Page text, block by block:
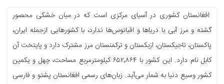
افغانستان کشوری در آسیای مرکزی است که در میان خشکی محصور
گشته و مرز آبی با دریاها و اقیانوس‌ها ندارد، با کشورهایی ازجمله ایران،
پاکستان، تاجیکستان، ازبکستان و ترکمنستان مرز مشترک دارد و پایتخت آن
کابل نام دارد. این کشور با ۶۵۲٬۸۶۴ کیلومترمربع مساحت، چهل و یکمین
کشور وسیع دنیا به شمار می‌آید. زبان‌های رسمی افغانستان پشتو و فارسی